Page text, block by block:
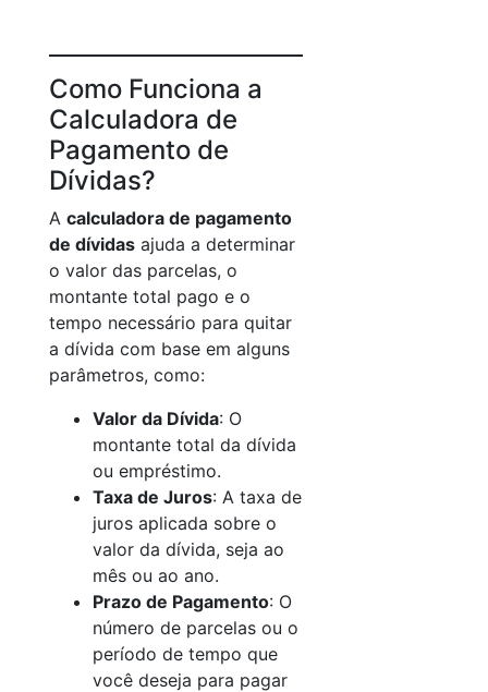
Como Funciona a
Calculadora de
Pagamento de
Dívidas?
A calculadora de pagamento
de dívidas ajuda a determinar
o valor das parcelas, o
montante total pago e o
tempo necessário para quitar
a dívida com base em alguns
parâmetros, como:
Valor da Dívida: O
montante total da dívida
ou empréstimo.
Taxa de Juros: A taxa de
juros aplicada sobre o
valor da dívida, seja ao
mês ou ao ano.
Prazo de Pagamento: O
número de parcelas ou o
período de tempo que
você deseja para pagar